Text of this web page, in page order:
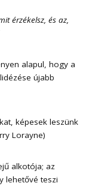
érzékelsz, és az,
alapul, hogy a
újabb
képesek leszünk
Lorayne)
alkotója; az
lehetővé teszi